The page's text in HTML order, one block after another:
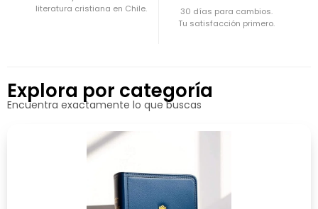
literatura cristiana en Chile.
30 días para cambios.
Tu satisfacción primero.
Explora por categoría
Encuentra exactamente lo que buscas